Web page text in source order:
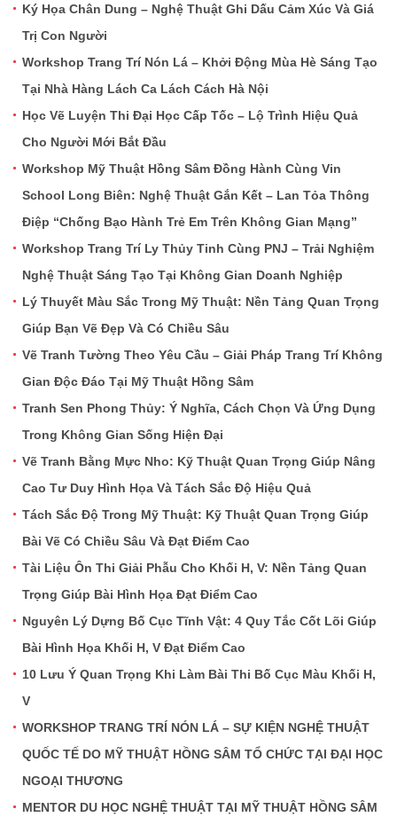
Ký Họa Chân Dung – Nghệ Thuật Ghi Dấu Cảm Xúc Và Giá
Trị Con Người
Workshop Trang Trí Nón Lá – Khởi Động Mùa Hè Sáng Tạo
Tại Nhà Hàng Lách Ca Lách Cách Hà Nội
Học Vẽ Luyện Thi Đại Học Cấp Tốc – Lộ Trình Hiệu Quả
Cho Người Mới Bắt Đầu
Workshop Mỹ Thuật Hồng Sâm Đồng Hành Cùng Vin
School Long Biên: Nghệ Thuật Gắn Kết – Lan Tỏa Thông
Điệp “Chống Bạo Hành Trẻ Em Trên Không Gian Mạng”
Workshop Trang Trí Ly Thủy Tinh Cùng PNJ – Trải Nghiệm
Nghệ Thuật Sáng Tạo Tại Không Gian Doanh Nghiệp
Lý Thuyết Màu Sắc Trong Mỹ Thuật: Nền Tảng Quan Trọng
Giúp Bạn Vẽ Đẹp Và Có Chiều Sâu
Vẽ Tranh Tường Theo Yêu Cầu – Giải Pháp Trang Trí Không
Gian Độc Đáo Tại Mỹ Thuật Hồng Sâm
Tranh Sen Phong Thủy: Ý Nghĩa, Cách Chọn Và Ứng Dụng
Trong Không Gian Sống Hiện Đại
Vẽ Tranh Bằng Mực Nho: Kỹ Thuật Quan Trọng Giúp Nâng
Cao Tư Duy Hình Họa Và Tách Sắc Độ Hiệu Quả
Tách Sắc Độ Trong Mỹ Thuật: Kỹ Thuật Quan Trọng Giúp
Bài Vẽ Có Chiều Sâu Và Đạt Điểm Cao
Tài Liệu Ôn Thi Giải Phẫu Cho Khối H, V: Nền Tảng Quan
Trọng Giúp Bài Hình Họa Đạt Điểm Cao
Nguyên Lý Dựng Bố Cục Tĩnh Vật: 4 Quy Tắc Cốt Lõi Giúp
Bài Hình Họa Khối H, V Đạt Điểm Cao
10 Lưu Ý Quan Trọng Khi Làm Bài Thi Bố Cục Màu Khối H,
V
WORKSHOP TRANG TRÍ NÓN LÁ – SỰ KIỆN NGHỆ THUẬT
QUỐC TẾ DO MỸ THUẬT HỒNG SÂM TỔ CHỨC TẠI ĐẠI HỌC
NGOẠI THƯƠNG
MENTOR DU HỌC NGHỆ THUẬT TẠI MỸ THUẬT HỒNG SÂM